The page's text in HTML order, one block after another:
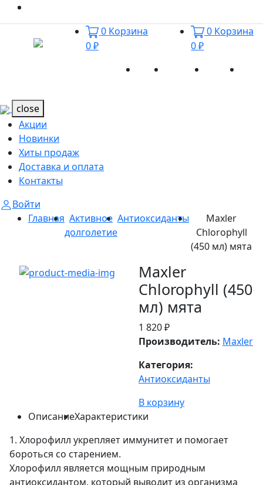
0 Корзина
0 ₽
0 Корзина
0 ₽
Акции Новинки
close
Акции
Новинки
Хиты продаж
Доставка и оплата
Контакты
Войти
Главная Активное
долголетие
Антиоксиданты
Maxler
Chlorophyll
(450 мл) мята
Maxler
Chlorophyll (450
мл) мята
1 820 ₽
Производитель: Maxler
Категория:
Антиоксиданты
В корзину
ОписаниеХарактеристики
1. Хлорофилл укрепляет иммунитет и помогает
бороться со старением.
Хлорофилл является мощным природным
антиоксидантом, который выводит из организма